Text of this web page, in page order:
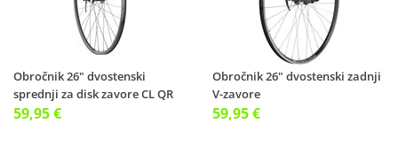
Obročnik 26" dvostenski
sprednji za disk zavore CL QR
59,95 €
Obročnik 26" dvostenski zadnji
V-zavore
59,95 €